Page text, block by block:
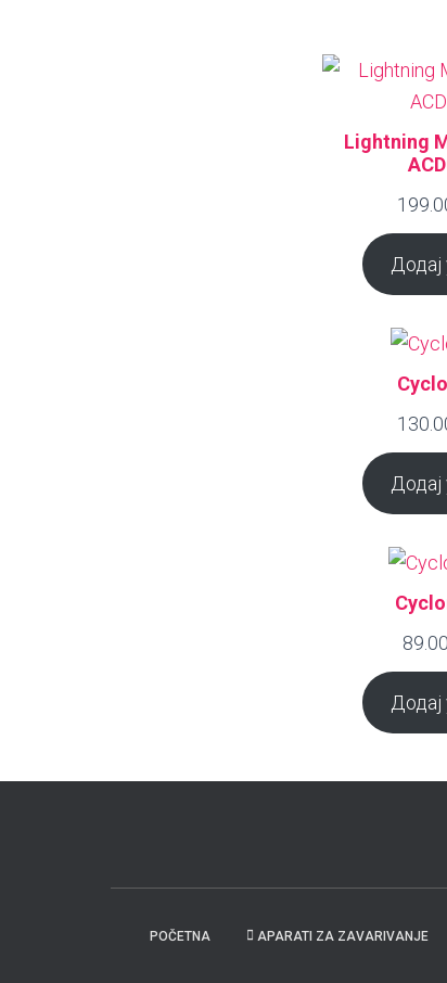
Lightning
POČETNA APARATI ZA ZAVARIVANJE